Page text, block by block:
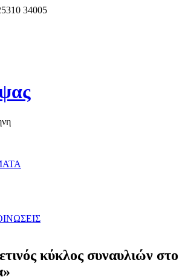
34005
κύκλος συναυλιών στο